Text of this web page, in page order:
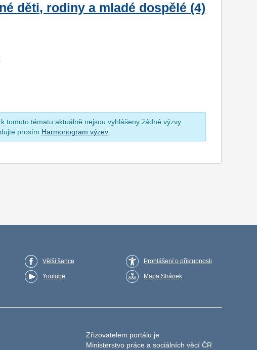
děti, rodiny a mladé dospělé (4)
tomuto tématu aktuálně nejsou vyhlášeny žádné výzvy.
prosím Harmonogram výzev.
Větší šance
Youtube
Prohlášení o přístupnosti
Mapa Stránek
Zřizovatelem portálu je
Ministerstvo práce a sociálních věcí ČR